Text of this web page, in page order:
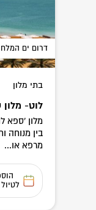
דרום ים המלח
בתי מלון
לוט-
מלון 'ספא
בין מנוחה
מרפא או...